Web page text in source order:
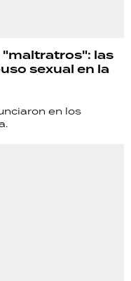
las
sexual en la
en los